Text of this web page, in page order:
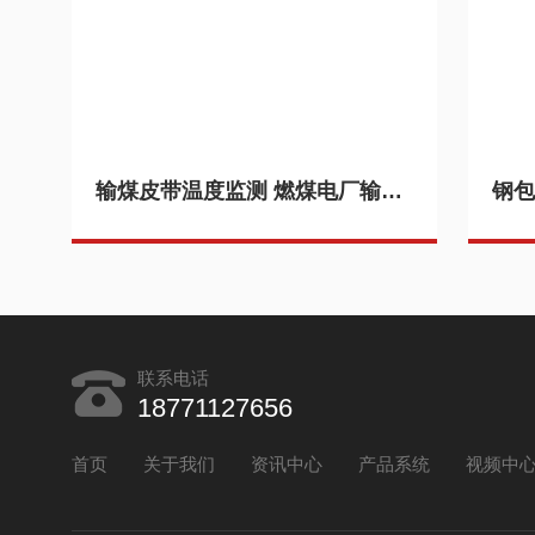
输煤皮带温度监测 燃煤电厂输送带远程监控 起火监测红外系统 产品关键词:火电厂输煤皮带检测;输煤皮带温度监测
联系电话
18771127656
首页 关于我们 资讯中心 产品系统 视频中